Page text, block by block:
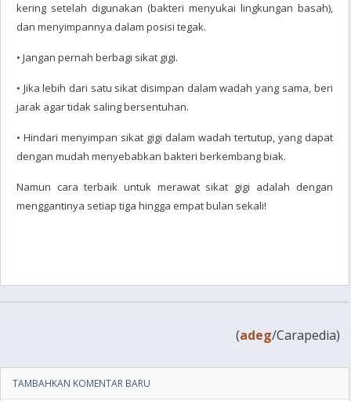
kering setelah digunakan (bakteri menyukai lingkungan basah),
dan menyimpannya dalam posisi tegak.
• Jangan pernah berbagi sikat gigi.
• Jika lebih dari satu sikat disimpan dalam wadah yang sama, beri
jarak agar tidak saling bersentuhan.
• Hindari menyimpan sikat gigi dalam wadah tertutup, yang dapat
dengan mudah menyebabkan bakteri berkembang biak.
Namun cara terbaik untuk merawat sikat gigi adalah dengan
menggantinya setiap tiga hingga empat bulan sekali!
(adeg/Carapedia)
TAMBAHKAN KOMENTAR BARU